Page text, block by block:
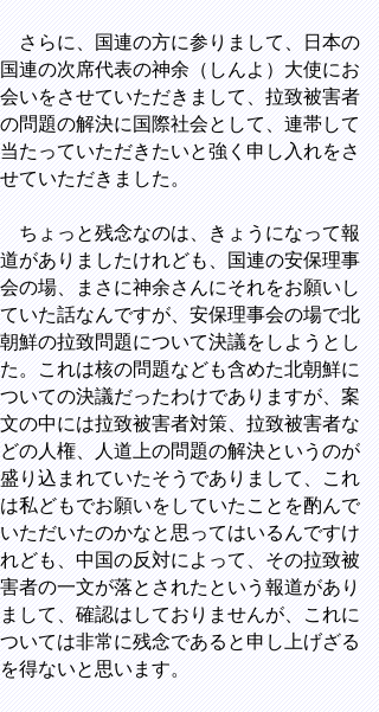
さらに、国連の方に参りまして、日本の
国連の次席代表の神余（しんよ）大使にお
会いをさせていただきまして、拉致被害者
の問題の解決に国際社会として、連帯して
当たっていただきたいと強く申し入れをさ
せていただきました。
ちょっと残念なのは、きょうになって報
道がありましたけれども、国連の安保理事
会の場、まさに神余さんにそれをお願いし
ていた話なんですが、安保理事会の場で北
朝鮮の拉致問題について決議をしようとし
た。これは核の問題なども含めた北朝鮮に
ついての決議だったわけでありますが、案
文の中には拉致被害者対策、拉致被害者な
どの人権、人道上の問題の解決というのが
盛り込まれていたそうでありまして、これ
は私どもでお願いをしていたことを酌んで
いただいたのかなと思ってはいるんですけ
れども、中国の反対によって、その拉致被
害者の一文が落とされたという報道があり
まして、確認はしておりませんが、これに
ついては非常に残念であると申し上げざる
を得ないと思います。